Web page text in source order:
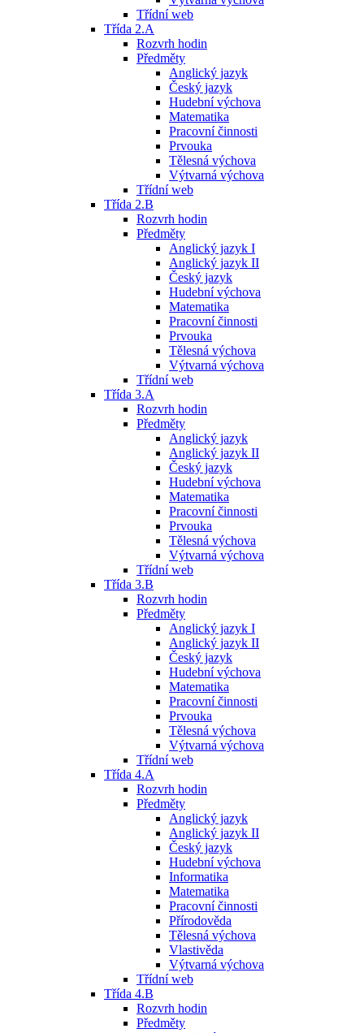
Třídní web
Třída 2.A
Rozvrh hodin
Předměty
Anglický jazyk
Český jazyk
Hudební výchova
Matematika
Pracovní činnosti
Prvouka
Tělesná výchova
Výtvarná výchova
Třídní web
Třída 2.B
Rozvrh hodin
Předměty
Anglický jazyk I
Anglický jazyk II
Český jazyk
Hudební výchova
Matematika
Pracovní činnosti
Prvouka
Tělesná výchova
Výtvarná výchova
Třídní web
Třída 3.A
Rozvrh hodin
Předměty
Anglický jazyk
Anglický jazyk II
Český jazyk
Hudební výchova
Matematika
Pracovní činnosti
Prvouka
Tělesná výchova
Výtvarná výchova
Třídní web
Třída 3.B
Rozvrh hodin
Předměty
Anglický jazyk I
Anglický jazyk II
Český jazyk
Hudební výchova
Matematika
Pracovní činnosti
Prvouka
Tělesná výchova
Výtvarná výchova
Třídní web
Třída 4.A
Rozvrh hodin
Předměty
Anglický jazyk
Anglický jazyk II
Český jazyk
Hudební výchova
Informatika
Matematika
Pracovní činnosti
Přírodověda
Tělesná výchova
Vlastivěda
Výtvarná výchova
Třídní web
Třída 4.B
Rozvrh hodin
Předměty